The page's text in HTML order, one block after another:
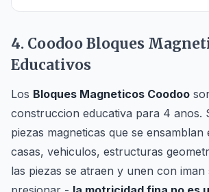
4. Coodoo Bloques
Educativos
Los Bloques Magneticos Coodoo
construccion educativa para 4 anos.
piezas magneticas que se
casas, vehiculos, estructuras
las piezas se atraen y unen con iman